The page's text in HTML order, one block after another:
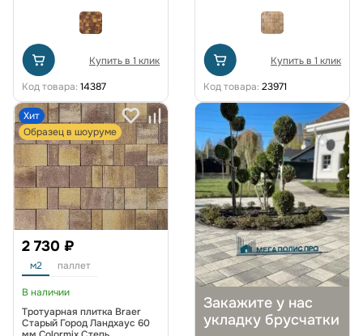
Купить в 1 клик
Код товара: 14387
Купить в 1 клик
Код товара: 23971
Хит
Образец в шоуруме
2 730 ₽
м2 паллет
В наличии
Тротуарная плитка Braer
Старый Город Ландхаус 60
Закажите у нас
укладку брусчатки